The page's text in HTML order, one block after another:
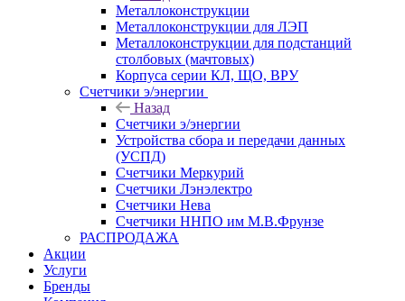
Металлоконструкции
Металлоконструкции для ЛЭП
Металлоконструкции для подстанций
столбовых (мачтовых)
Корпуса серии КЛ, ЩО, ВРУ
Счетчики э/энергии
Назад
Счетчики э/энергии
Устройства сбора и передачи данных
(УСПД)
Счетчики Меркурий
Счетчики Лэнэлектро
Счетчики Нева
Счетчики ННПО им М.В.Фрунзе
РАСПРОДАЖА
Акции
Услуги
Бренды